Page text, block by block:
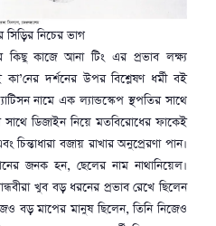
কিছু কাজে আনা টিং এর প্রভাব লক্ষ্য
দর্শনের উপর বিশ্লেষণ ধর্মী বই
নামে এক ল্যান্ডস্কেপ স্থপতির সাথে
ডিজাইন নিয়ে মতবিরোধের ফাকেই
বজায় রাখার অনুপ্রেরণা পান।
জনক হন, ছেলের নাম নাথানিয়েল।
খুব বড় ধরনের প্রভাব রেখে ছিলেন
বড় মাপের মানুষ ছিলেন, তিনি নিজেও